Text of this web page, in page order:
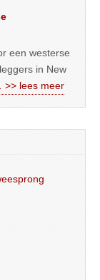
een westerse
in New
>> lees meer
tweesprong